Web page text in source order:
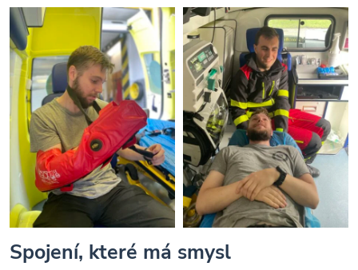
Spojení, které má smysl